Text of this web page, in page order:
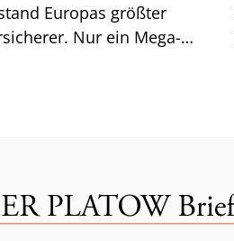
Europas größter
Nur ein Mega-